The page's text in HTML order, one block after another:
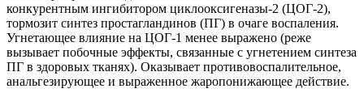
конкурентным ингибитором циклооксигеназы-2 (ЦОГ-2),
тормозит синтез простагландинов (ПГ) в очаге воспаления.
Угнетающее влияние на ЦОГ-1 менее выражено (реже
вызывает побочные эффекты, связанные с угнетением синтеза
ПГ в здоровых тканях). Оказывает противовоспалительное,
анальгезирующее и выраженное жаропонижающее действие.